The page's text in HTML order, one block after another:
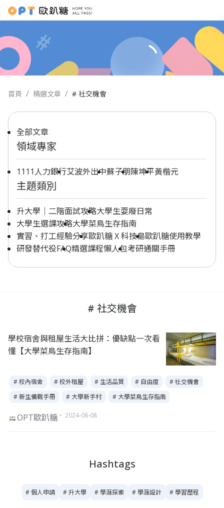
首頁 精選文章 # 社交機會
全部文章
領域專家
1111人力銀行艾波外出中蘇子朋陳坤平黃楷元
主題類別
升大學｜二階面試攻略大學生耍廢日常
大學生選課攻略大學菜鳥生存指南
實習、打工經驗分享歐趴糖 X 科技島歐趴糖使用教學
研發替代役FAQ精選課程懶人包考研通關手冊
# 社交機會
學校宿舍與租屋生活大比拼：優缺點一次看
懂【大學菜鳥生存指南】
# 校內宿舍 # 校外租屋 # 生活品質 # 自由度
# 社交機會
# 新生備戰手冊
# 大學新手村 # 大學菜鳥生存指南
OPT歐趴糖 ・ 2024-08-08
Hashtags
# 個人申請 # 升大學 # 學涯探索 # 學涯設計 # 學習歷程